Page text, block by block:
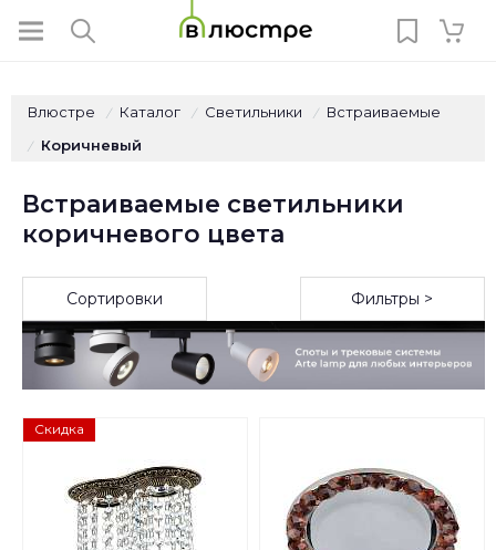
Влюстре / Каталог / Светильники / Встраиваемые
/ Коричневый
Встраиваемые светильники
коричневого цвета
Сортировки Фильтры >
Скидка